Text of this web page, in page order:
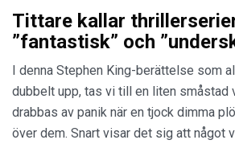
Tittare kallar
”fantastisk” och
I denna Stephen King-berättelse som
dubbelt upp, tas vi till en liten småstad
drabbas av panik när en tjock dimma
över dem. Snart visar det sig att något